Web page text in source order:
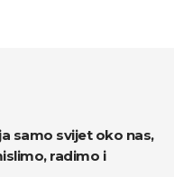
radimo i